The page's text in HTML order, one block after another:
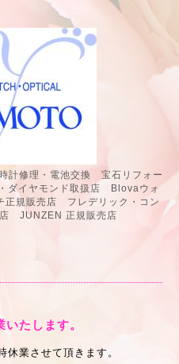
修理・電池交換 宝石リフォー
ダイヤモンド取扱店 Blovaウォ
規販売店 フレデリック・コン
店 JUNZEN 正規販売店
たします。
休業させて頂きます。